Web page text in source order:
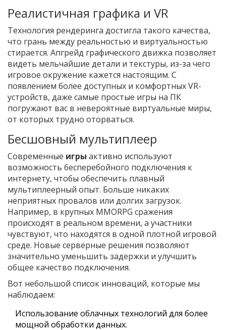
Реалистичная графика и VR
Технология рендеринга достигла такого качества,
что грань между реальностью и виртуальностью
стирается. Апгрейд графического движка позволяет
видеть мельчайшие детали и текстуры, из-за чего
игровое окружение кажется настоящим. С
появлением более доступных и комфортных VR-
устройств, даже самые простые игры на ПК
погружают вас в невероятные виртуальные миры,
от которых трудно оторваться.
Бесшовный мультиплеер
Современные игры активно используют
возможность бесперебойного подключения к
интернету, чтобы обеспечить плавный
мультиплеерный опыт. Больше никаких
неприятных провалов или долгих загрузок.
Например, в крупных MMORPG сражения
происходят в реальном времени, а участники
чувствуют, что находятся в одной плотной игровой
среде. Новые серверные решения позволяют
значительно уменьшить задержки и улучшить
общее качество подключения.
Вот небольшой список инноваций, которые мы
наблюдаем:
Использование облачных технологий для более
мощной обработки данных.